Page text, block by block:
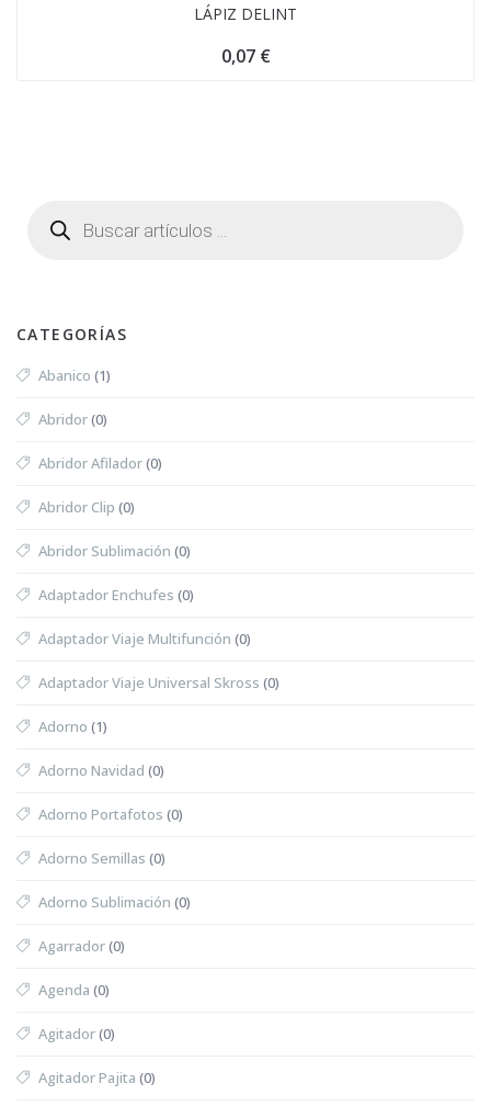
LÁPIZ DELINT
0,07 €
CATEGORÍAS
Abanico (1)
Abridor(0)
Abridor Afilador(0)
Abridor Clip (0)
Abridor Sublimación (0)
Adaptador Enchufes (0)
Adaptador Viaje Multifunción (0)
Adaptador Viaje Universal Skross (0)
Adorno (1)
Adorno Navidad (0)
Adorno Portafotos (0)
Adorno Semillas (0)
Adorno Sublimación (0)
Agarrador(0)
Agenda (0)
Agitador(0)
Agitador Pajita (0)